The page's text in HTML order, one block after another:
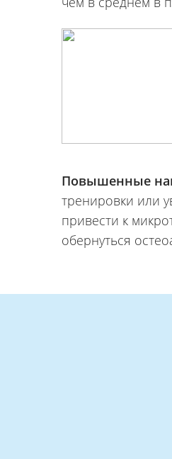
Повышенные
тренировки или
привести к
обернуться